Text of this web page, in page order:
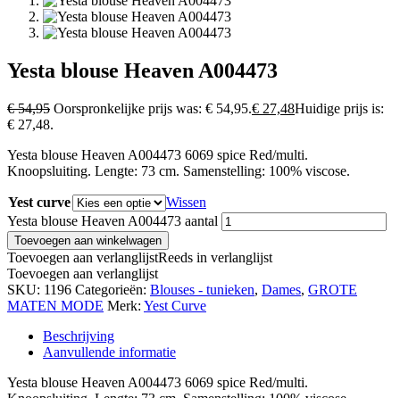
Yesta blouse Heaven A004473
€54,95 Oorspronkelijke prijs was: € 54,95.€ 27,48Huidige prijs is:
€ 27,48.
Yesta blouse Heaven A004473 6069 spice Red/multi.
Knoopsluiting. Lengte: 73 cm. Samenstelling: 100% viscose.
Yest curve
Wissen
Yesta blouse Heaven A004473 aantal
Toevoegen aan winkelwagen
Toevoegen aan verlanglijstReeds in verlanglijst
Toevoegen aan verlanglijst
SKU: 1196 Categorieën: Blouses - tunieken, Dames, GROTE
MATEN MODE Merk: Yest Curve
Beschrijving
Aanvullende informatie
Yesta blouse Heaven A004473 6069 spice Red/multi.